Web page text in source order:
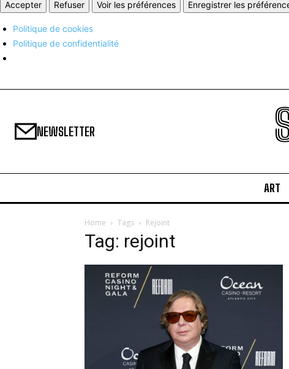
Accepter Refuser Voir les préférences Enregistrer les
Politique de cookies
Politique de confidentialité
NEWSLETTER
ART
Home Tags Rejoint
Tag: rejoint